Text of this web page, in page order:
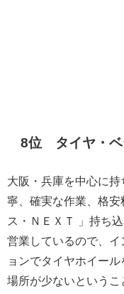
8位 タイヤ・ベ
大阪・兵庫を中心に
寧、確実な作業、格
ス・ＮＥＸＴ 」持ち
営業しているので、
ョンでタイヤホイー
場所が少ないという